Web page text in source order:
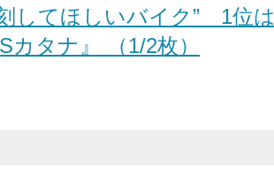
してほしいバイク” 1位は
カタナ』 （1/2枚）